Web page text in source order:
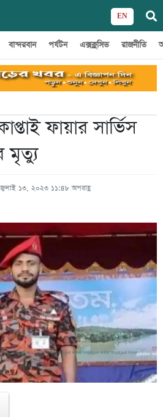
EN
বান্দরবান পর্যটন এক্সক্লুসিভ রাজনীতি
ফায়ার সার্ভিস
মৃত্যু
জুলাই ১৩, ২০২৩ ১১:৪৮ অপরাহ্ণ